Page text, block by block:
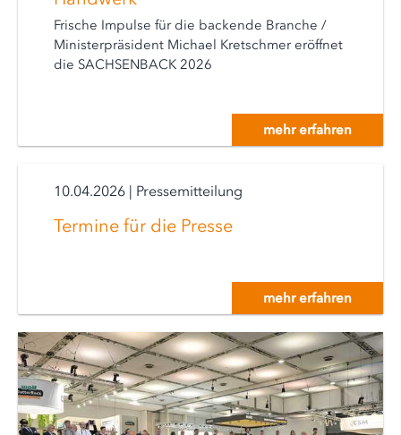
Frische Impulse für die backende Branche /
Ministerpräsident Michael Kretschmer eröffnet
die SACHSENBACK 2026
mehr erfahren
10.04.2026 | Pressemitteilung
Termine für die Presse
mehr erfahren